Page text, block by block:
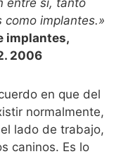
implantes.»
implantes,
2006
en que del
normalmente,
lado de trabajo,
caninos. Es lo